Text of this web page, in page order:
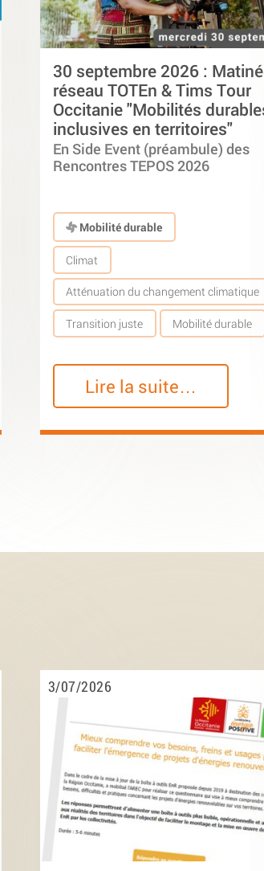
30 septembre 2026 :
réseau TOTEn & Tims Tour
Occitanie "Mobilités
inclusives en territoires"
En Side Event (préambule) des
Rencontres TEPOS 2026
Mobilité durable
Climat
Atténuation du changement climatique
Transition juste Mobilité durable
Lire la suite…
3/07/2026